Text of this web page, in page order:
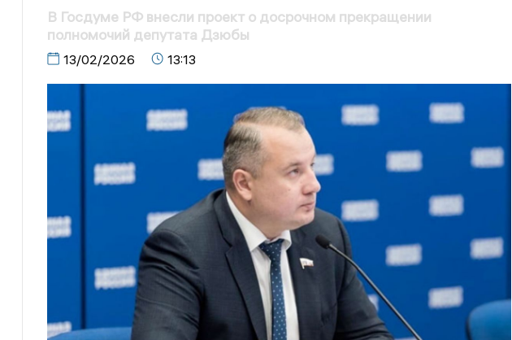
В Госдуме РФ внесли проект о досрочном прекращении
полномочий депутата Дзюбы
13/02/2026 13:13